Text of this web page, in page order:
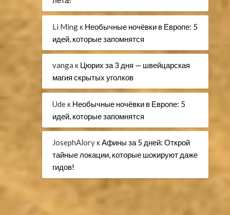
Li Ming к Необычные ночёвки в Европе: 5
идей, которые запомнятся
vanga к Цюрих за 3 дня — швейцарская
магия скрытых уголков
Ude к Необычные ночёвки в Европе: 5
идей, которые запомнятся
JosephAlory кАфины за 5 дней: Открой
тайные локации, которые шокируют даже
гидов!